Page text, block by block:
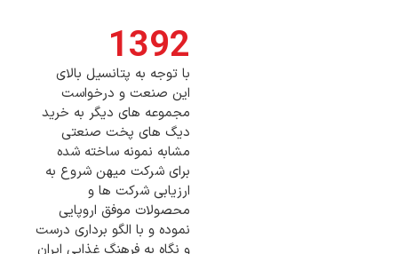
1392
با توجه به پتانسیل بالای
این صنعت و درخواست
مجموعه های دیگر به خرید
دیگ های پخت صنعتی
مشابه نمونه ساخته شده
برای شرکت میهن شروع به
ارزیابی شرکت ها و
محصولات موفق اروپایی
نموده و با الگو برداری درست